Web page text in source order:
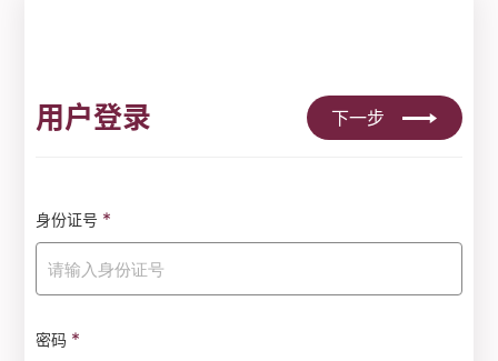
用户登录 下一步
身份证号 *
密码 *